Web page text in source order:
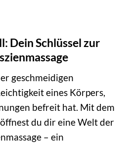
Dein Schlüssel zur
geschmeidigen
eines Körpers,
befreit hat. Mit dem
du dir eine Welt der
– ein